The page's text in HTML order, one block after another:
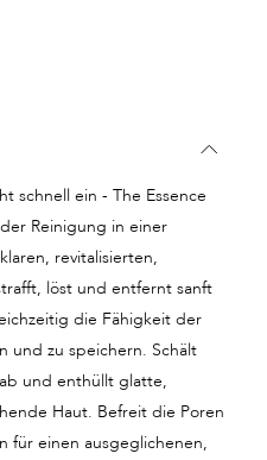
schnell ein - The Essence
Reinigung in einer
revitalisierten,
löst und entfernt sanft
die Fähigkeit der
und zu speichern. Schält
und enthüllt glatte,
Haut. Befreit die Poren
für einen ausgeglichenen,